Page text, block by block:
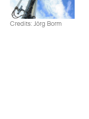
Credits: Jörg Borm